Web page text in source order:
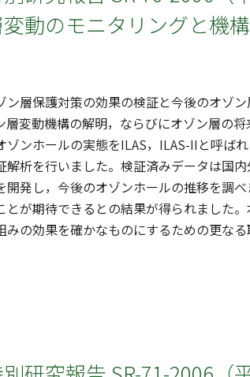
変動のモニタリングと機
層保護対策の効果の検証と今後のオゾ
層変動機構の解明，ならびにオゾン層の
ンホールの実態をILAS，ILAS-IIと呼ば
解析を行いました。検証済みデータは国
発し，今後のオゾンホールの推移を調
が期待できるとの結果が得られました
の効果を確かなものにするための更なる